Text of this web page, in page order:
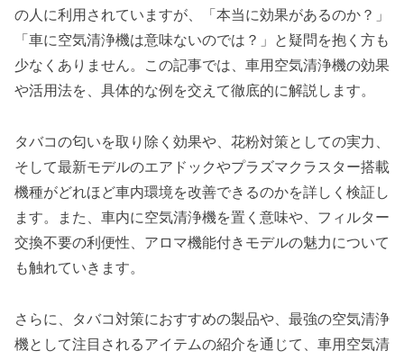
の人に利用されていますが、「本当に効果があるのか？」
「車に空気清浄機は意味ないのでは？」と疑問を抱く方も
少なくありません。この記事では、車用空気清浄機の効果
や活用法を、具体的な例を交えて徹底的に解説します。
タバコの匂いを取り除く効果や、花粉対策としての実力、
そして最新モデルのエアドックやプラズマクラスター搭載
機種がどれほど車内環境を改善できるのかを詳しく検証し
ます。また、車内に空気清浄機を置く意味や、フィルター
交換不要の利便性、アロマ機能付きモデルの魅力について
も触れていきます。
さらに、タバコ対策におすすめの製品や、最強の空気清浄
機として注目されるアイテムの紹介を通じて、車用空気清